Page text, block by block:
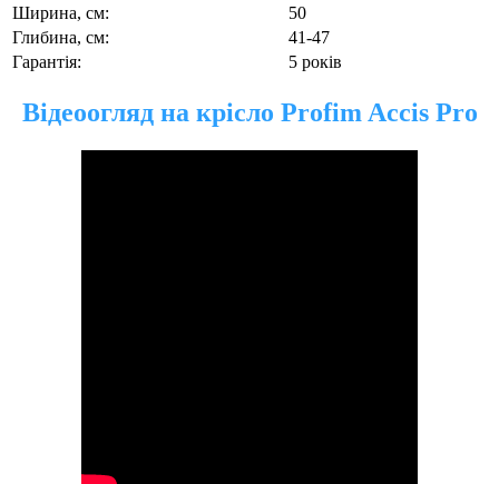
Ширина, см:
50
Глибина, см:
41-47
Гарантія:
5 років
Відеоогляд на крісло Profim Accis Pro